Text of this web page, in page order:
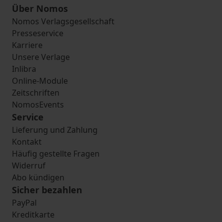
Über Nomos
Nomos Verlagsgesellschaft
Presseservice
Karriere
Unsere Verlage
Inlibra
Online-Module
Zeitschriften
NomosEvents
Service
Lieferung und Zahlung
Kontakt
Häufig gestellte Fragen
Widerruf
Abo kündigen
Sicher bezahlen
PayPal
Kreditkarte